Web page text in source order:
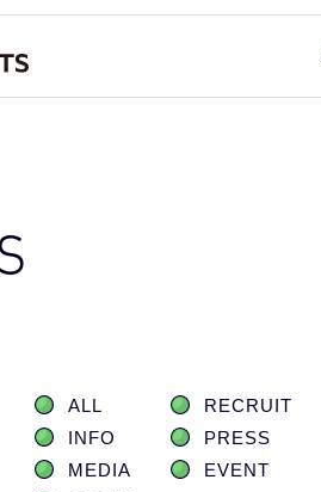
ALL
RECRUIT
INFO
PRESS
MEDIA
EVENT